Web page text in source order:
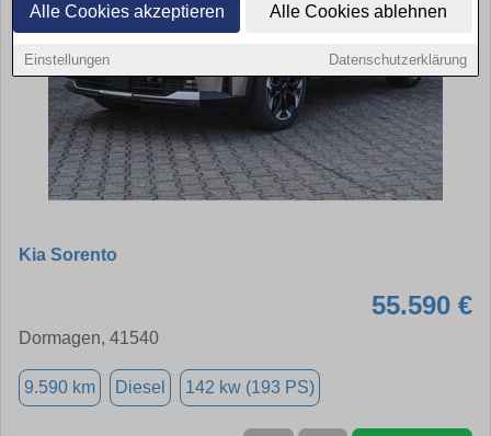
Alle Cookies akzeptieren Alle Cookies ablehnen
Einstellungen Datenschutzerklärung
Kia Sorento
55.590 €
Dormagen, 41540
9.590 km Diesel 142 kw (193 PS)